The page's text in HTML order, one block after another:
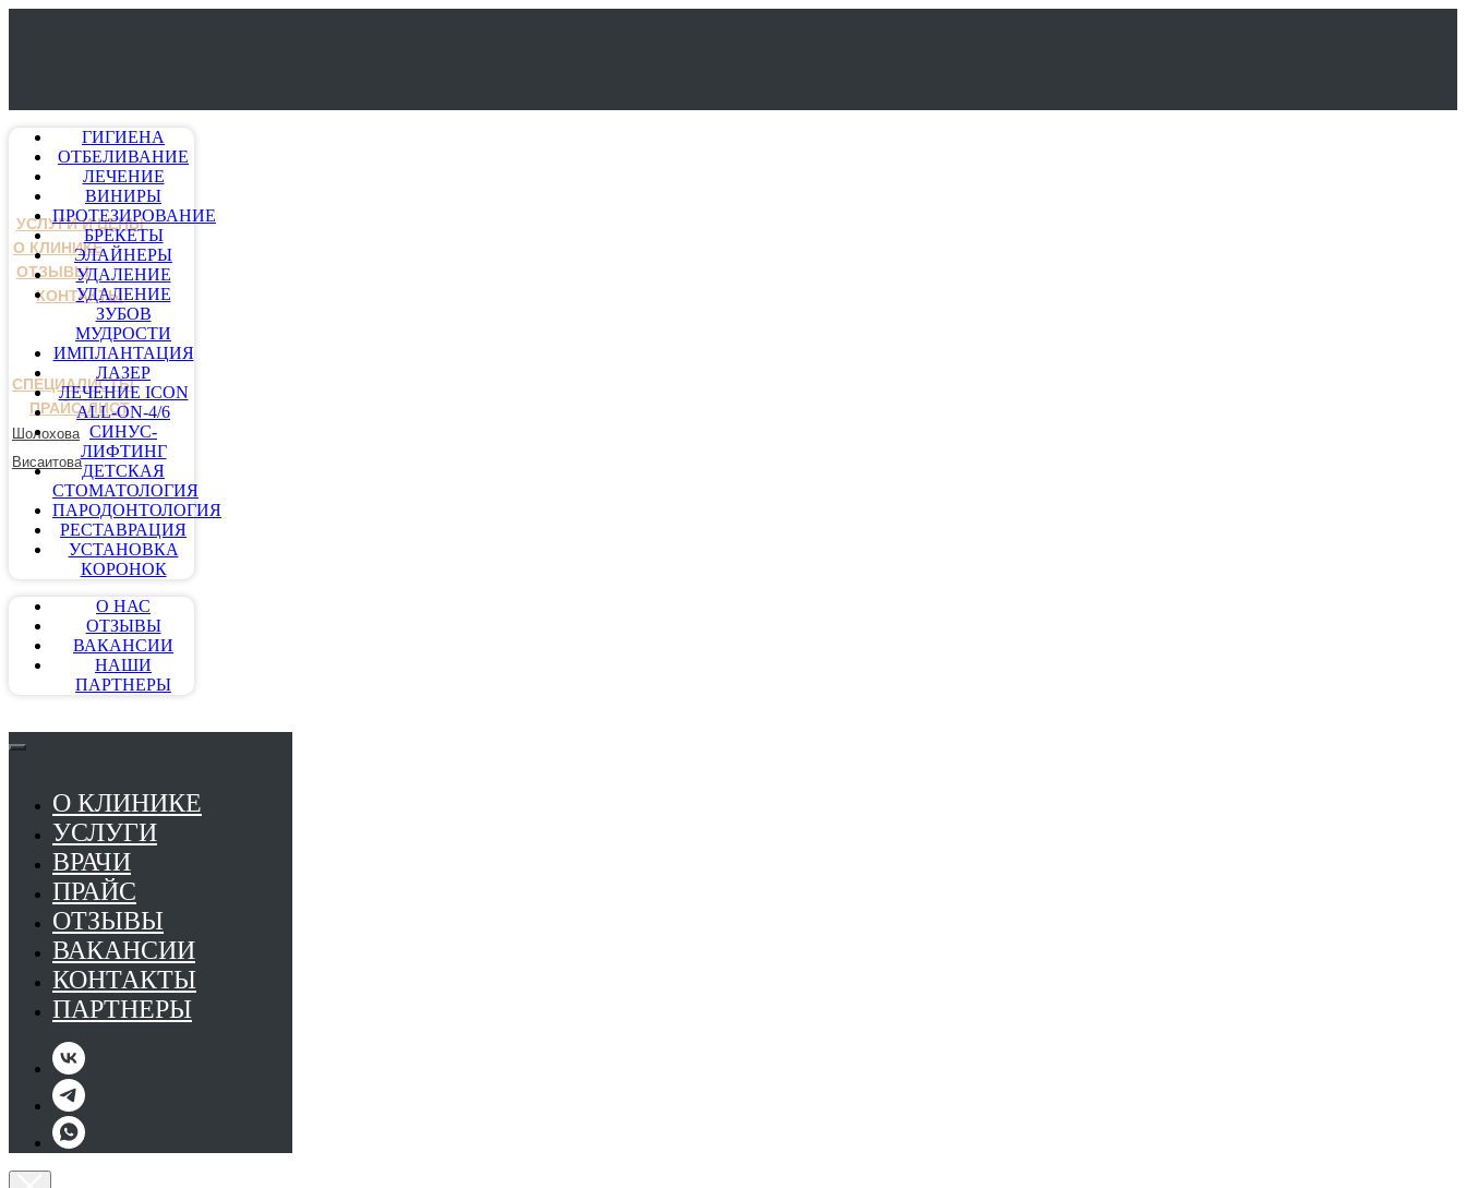
УСЛУГИ И ЦЕНЫ
О КЛИНИКЕ
ОТЗЫВЫ
КОНТАКТЫ
СПЕЦИАЛИСТЫ
ПРАЙС-ЛИСТ
Шолохова
Висаитова
ГИГИЕНА
ОТБЕЛИВАНИЕ
ЛЕЧЕНИЕ
ВИНИРЫ
ПРОТЕЗИРОВАНИЕ
БРЕКЕТЫ
ЭЛАЙНЕРЫ
УДАЛЕНИЕ
УДАЛЕНИЕ
ЗУБОВ
МУДРОСТИ
ИМПЛАНТАЦИЯ
ЛАЗЕР
ЛЕЧЕНИЕ ICON
ALL-ON-4/6
СИНУС-
ЛИФТИНГ
ДЕТСКАЯ
СТОМАТОЛОГИЯ
ПАРОДОНТОЛОГИЯ
РЕСТАВРАЦИЯ
УСТАНОВКА
КОРОНОК
О НАС
ОТЗЫВЫ
ВАКАНСИИ
НАШИ
ПАРТНЕРЫ
О КЛИНИКЕ
УСЛУГИ
ВРАЧИ
ПРАЙС
ОТЗЫВЫ
ВАКАНСИИ
КОНТАКТЫ
ПАРТНЕРЫ